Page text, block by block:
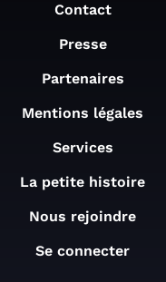
Contact
Presse
Partenaires
Mentions légales
Services
La petite histoire
Nous rejoindre
Se connecter